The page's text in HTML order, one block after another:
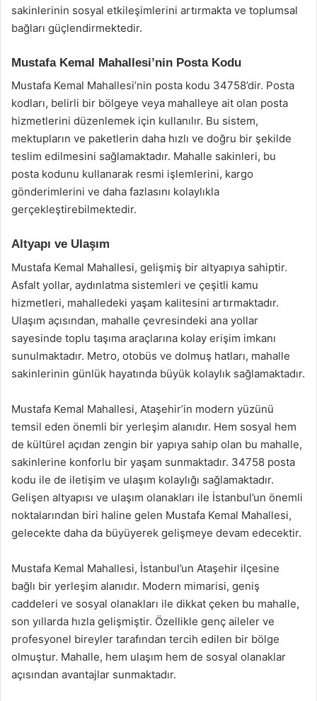
sakinlerinin sosyal etkileşimlerini artırmakta ve toplumsal
bağları güçlendirmektedir.
Mustafa Kemal Mahallesi’nin Posta Kodu
Mustafa Kemal Mahallesi’nin posta kodu 34758’dir. Posta
kodları, belirli bir bölgeye veya mahalleye ait olan posta
hizmetlerini düzenlemek için kullanılır. Bu sistem,
mektupların ve paketlerin daha hızlı ve doğru bir şekilde
teslim edilmesini sağlamaktadır. Mahalle sakinleri, bu
posta kodunu kullanarak resmi işlemlerini, kargo
gönderimlerini ve daha fazlasını kolaylıkla
gerçekleştirebilmektedir.
Altyapı ve Ulaşım
Mustafa Kemal Mahallesi, gelişmiş bir altyapıya sahiptir.
Asfalt yollar, aydınlatma sistemleri ve çeşitli kamu
hizmetleri, mahalledeki yaşam kalitesini artırmaktadır.
Ulaşım açısından, mahalle çevresindeki ana yollar
sayesinde toplu taşıma araçlarına kolay erişim imkanı
sunulmaktadır. Metro, otobüs ve dolmuş hatları, mahalle
sakinlerinin günlük hayatında büyük kolaylık sağlamaktadır.
Mustafa Kemal Mahallesi, Ataşehir’in modern yüzünü
temsil eden önemli bir yerleşim alanıdır. Hem sosyal hem
de kültürel açıdan zengin bir yapıya sahip olan bu mahalle,
sakinlerine konforlu bir yaşam sunmaktadır. 34758 posta
kodu ile de iletişim ve ulaşım kolaylığı sağlamaktadır.
Gelişen altyapısı ve ulaşım olanakları ile İstanbul’un önemli
noktalarından biri haline gelen Mustafa Kemal Mahallesi,
gelecekte daha da büyüyerek gelişmeye devam edecektir.
Mustafa Kemal Mahallesi, İstanbul’un Ataşehir ilçesine
bağlı bir yerleşim alanıdır. Modern mimarisi, geniş
caddeleri ve sosyal olanakları ile dikkat çeken bu mahalle,
son yıllarda hızla gelişmiştir. Özellikle genç aileler ve
profesyonel bireyler tarafından tercih edilen bir bölge
olmuştur. Mahalle, hem ulaşım hem de sosyal olanaklar
açısından avantajlar sunmaktadır.